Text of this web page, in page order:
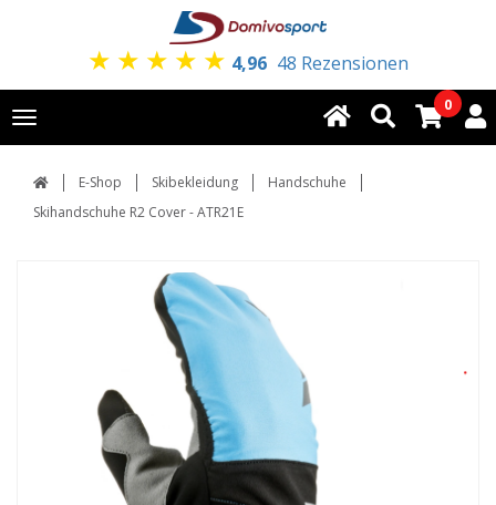
★ ★ ★ ★ ★ 4,96 48 Rezensionen
Toggle
navigation
0
E-Shop Skibekleidung
Handschuhe
Skihandschuhe R2 Cover - ATR21E